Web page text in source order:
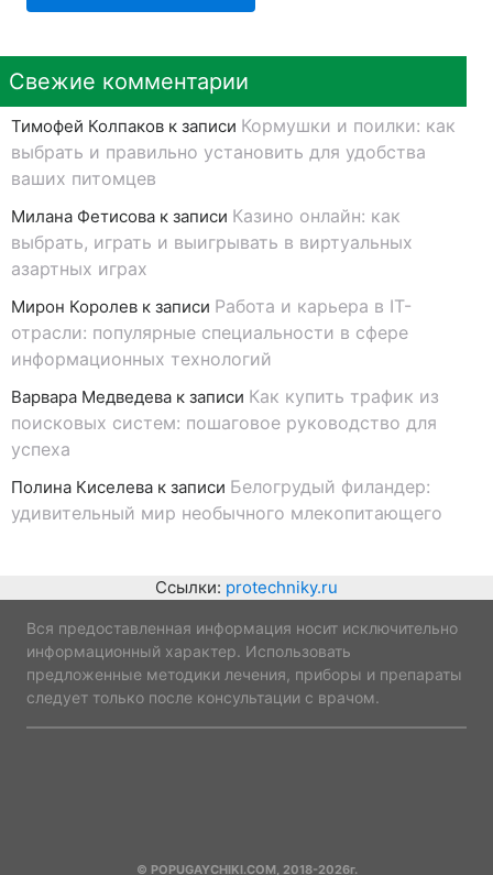
Свежие комментарии
Тимофей Колпаков к записи Кормушки и поилки: как
выбрать и правильно установить для удобства
ваших питомцев
Милана Фетисова к записи Казино онлайн: как
выбрать, играть и выигрывать в виртуальных
азартных играх
Мирон Королев к записи Работа и карьера в IT-
отрасли: популярные специальности в сфере
информационных технологий
Варвара Медведева к записи Как купить трафик из
поисковых систем: пошаговое руководство для
успеха
Полина Киселева к записи Белогрудый филандер:
удивительный мир необычного млекопитающего
Ссылки: protechniky.ru
Вся предоставленная информация носит исключительно
информационный характер. Использовать
предложенные методики лечения, приборы и препараты
следует только после консультации с врачом.
© POPUGAYCHIKI.COM, 2018-2026г.